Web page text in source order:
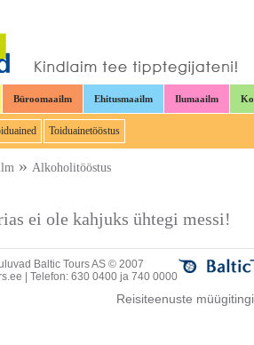
Büroomaailm Ehitusmaailm Ilumaailm
Toiduainetööstus
» Alkoholitööstus
ei ole kahjuks ühtegi messi!
Baltic Tours AS © 2007
| Telefon: 630 0400 ja 740 0000
Reisiteenuste